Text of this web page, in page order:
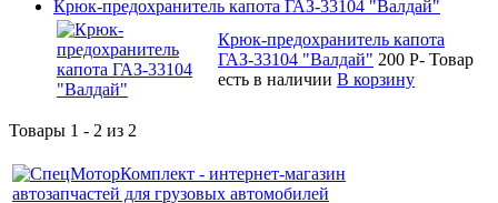
Крюк-предохранитель капота ГАЗ-33104 "Валдай"
Крюк-предохранитель капота
ГАЗ-33104 "Валдай" 200 P- Товар
есть в наличии В корзину
Товары 1 - 2 из 2